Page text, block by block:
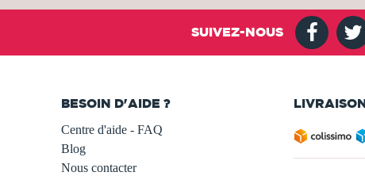
SUIVEZ-NOUS
BESOIN D'AIDE ?
Centre d'aide - FAQ
Blog
Nous contacter